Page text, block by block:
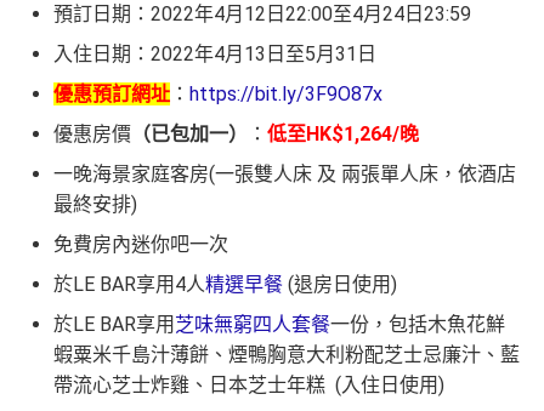
預訂日期：2022年4月12日22:00至4月24日23:59
入住日期：2022年4月13日至5月31日
優惠預訂網址 ： https://bit.ly/3F9O87x
優惠房價 （已包加一） ： 低至HK$1,264/晚
一晚海景家庭客房(一張雙人床 及 兩張單人床，依酒店
最終安排)
免費房內迷你吧一次
於LE BAR享用4人精選早餐 (退房日使用)
於LE BAR享用 芝味無窮四人套餐一份，包括木魚花鮮
蝦粟米千島汁薄餅、煙鴨胸意大利粉配芝士忌廉汁、藍
帶流心芝士炸雞、日本芝士年糕 (入住日使用)